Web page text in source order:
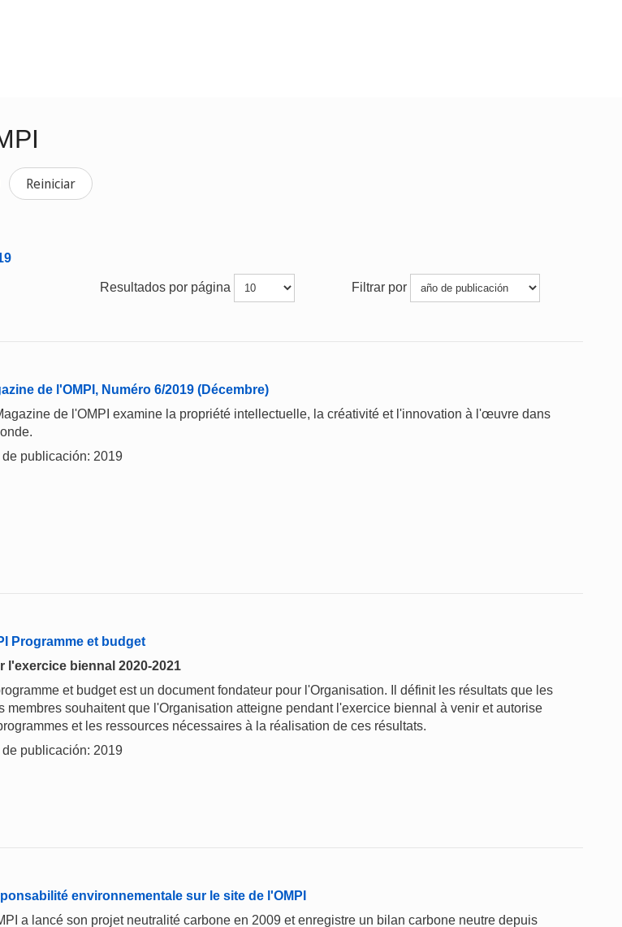
Reiniciar
Resultados por página Filtrar por
de l'OMPI, Numéro 6/2019 (Décembre)
de l'OMPI examine la propriété intellectuelle, la créativité et l'innovation à l'œuvre dans
publicación: 2019
Programme et budget
l'exercice biennal 2020-2021
et budget est un document fondateur pour l'Organisation. Il définit les résultats que les
membres souhaitent que l'Organisation atteigne pendant l'exercice biennal à venir et autorise
et les ressources nécessaires à la réalisation de ces résultats.
publicación: 2019
environnementale sur le site de l'OMPI
a lancé son projet neutralité carbone en 2009 et enregistre un bilan carbone neutre depuis